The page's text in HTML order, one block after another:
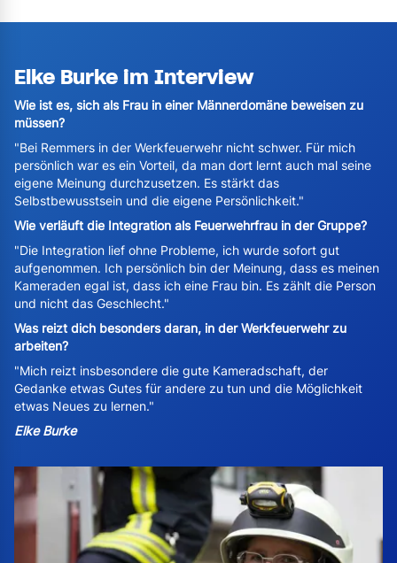
Elke Burke im Interview
Wie ist es, sich als Frau in einer Männerdomäne beweisen zu
müssen?
"Bei Remmers in der Werkfeuerwehr nicht schwer. Für mich
persönlich war es ein Vorteil, da man dort lernt auch mal seine
eigene Meinung durchzusetzen. Es stärkt das
Selbstbewusstsein und die eigene Persönlichkeit."
Wie verläuft die Integration als Feuerwehrfrau in der Gruppe?
"Die Integration lief ohne Probleme, ich wurde sofort gut
aufgenommen. Ich persönlich bin der Meinung, dass es meinen
Kameraden egal ist, dass ich eine Frau bin. Es zählt die Person
und nicht das Geschlecht."
Was reizt dich besonders daran, in der Werkfeuerwehr zu
arbeiten?
"Mich reizt insbesondere die gute Kameradschaft, der
Gedanke etwas Gutes für andere zu tun und die Möglichkeit
etwas Neues zu lernen."
Elke Burke